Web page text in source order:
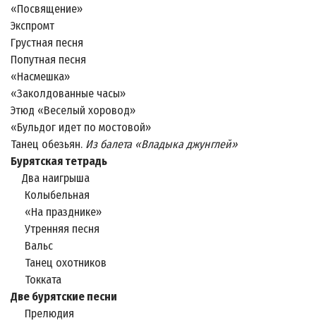
«Посвящение»
Экспромт
Грустная песня
Попутная песня
«Насмешка»
«Заколдованные часы»
Этюд «Веселый хоровод»
«Бульдог идет по мостовой»
Танец обезьян. Из балета «Владыка джунглей»
Бурятская тетрадь
Два наигрыша
Колыбельная
«На празднике»
Утренняя песня
Вальс
Танец охотников
Токката
Две бурятские песни
Прелюдия